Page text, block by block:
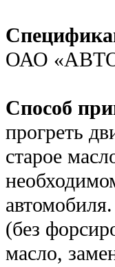
ОАО
Способ
прогреть
старое
(без
масло,